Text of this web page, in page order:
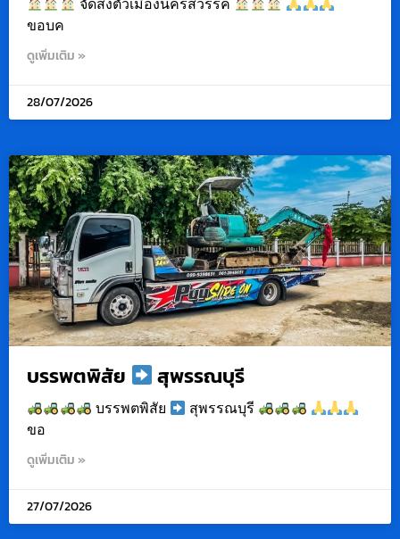
ขอบค
ดูเพิ่มเติม »
28/07/2026
บรรพตพิสัย สุพรรณบุรี
บรรพตพิสัย
สุพรรณบุรี
ขอ
ดูเพิ่มเติม »
27/07/2026